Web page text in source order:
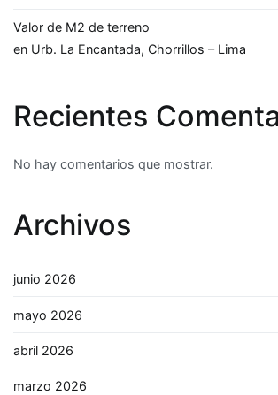
Valor de M2 de terreno
en Urb. La Encantada, Chorrillos – Lima
Recientes
No hay comentarios que mostrar.
Archivos
junio 2026
mayo 2026
abril 2026
marzo 2026